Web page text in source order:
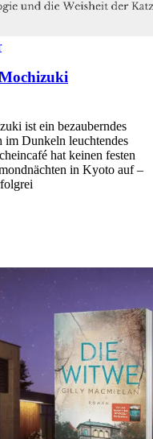
ist ein bezauberndes
im Dunkeln leuchtendes
hat keinen festen
in Kyoto auf –